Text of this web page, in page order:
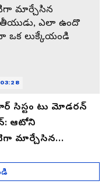
సిస్టం టు మోడరన్
ఆటోని
మార్చేసిన
ఒక లుక్కేయండి
03:28